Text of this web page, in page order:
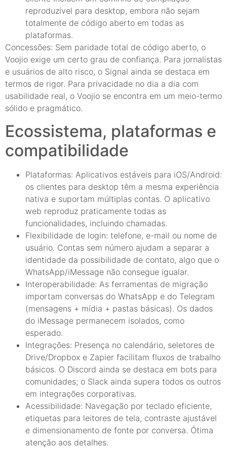
reproduzível para desktop, embora não sejam
totalmente de código aberto em todas as
plataformas.
Concessões: Sem paridade total de código aberto, o
Voojio exige um certo grau de confiança. Para jornalistas
e usuários de alto risco, o Signal ainda se destaca em
termos de rigor. Para privacidade no dia a dia com
usabilidade real, o Voojio se encontra em um meio-termo
sólido e pragmático.
Ecossistema, plataformas e
compatibilidade
Plataformas: Aplicativos estáveis para iOS/Android:
os clientes para desktop têm a mesma experiência
nativa e suportam múltiplas contas. O aplicativo
web reproduz praticamente todas as
funcionalidades, incluindo chamadas.
Flexibilidade de login: telefone, e-mail ou nome de
usuário. Contas sem número ajudam a separar a
identidade da possibilidade de contato, algo que o
WhatsApp/iMessage não consegue igualar.
Interoperabilidade: As ferramentas de migração
importam conversas do WhatsApp e do Telegram
(mensagens + mídia + pastas básicas). Os dados
do iMessage permanecem isolados, como
esperado.
Integrações: Presença no calendário, seletores de
Drive/Dropbox e Zapier facilitam fluxos de trabalho
básicos. O Discord ainda se destaca em bots para
comunidades; o Slack ainda supera todos os outros
em integrações corporativas.
Acessibilidade: Navegação por teclado eficiente,
etiquetas para leitores de tela, contraste ajustável
e dimensionamento de fonte por conversa. Ótima
atenção aos detalhes.